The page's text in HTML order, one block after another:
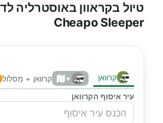
Cheapo Sleeper
קרוואן + קרוואן + מסלול
עיר איסוף הקרוואן